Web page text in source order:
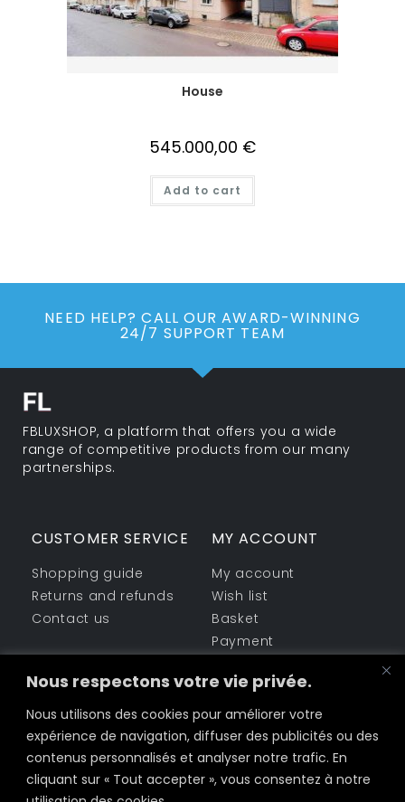
Nous respectons votre vie privée.
Nous utilisons des cookies pour améliorer votre
expérience de navigation, diffuser des publicités ou des
contenus personnalisés et analyser notre trafic. En
cliquant sur « Tout accepter », vous consentez à notre
House
545.000,00 €
Add to cart
NEED HELP? CALL OUR AWARD-WINNING
24/7 SUPPORT TEAM
FBLUXSHOP, a platform that offers you a wide
range of competitive products from our many
partnerships.
CUSTOMER SERVICE
Shopping guide
Returns and refunds
Contact us
MY ACCOUNT
My account
Wish list
Basket
Payment
LEGAL AREA
Company information
Cookie Policy
Terms of use
Privacy policy
SHARE WITH US
Facebook
Twitter